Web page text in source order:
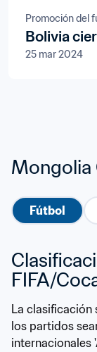
Promoción del
Bolivia
25 mar 2024
Mongolia
Fútbol
FIFA/
La
los partidos
internacionales